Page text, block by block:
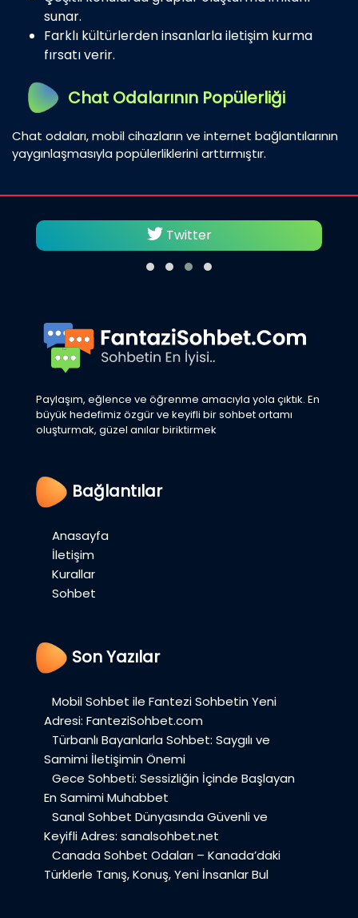
sunar.
Farklı kültürlerden insanlarla iletişim kurma
fırsatı verir.
Chat Odalarının Popülerliği
Chat odaları, mobil cihazların ve internet bağlantılarının
yaygınlaşmasıyla popülerliklerini arttırmıştır.
Twitter
Paylaşım, eğlence ve öğrenme amacıyla yola çıktık. En
büyük hedefimiz özgür ve keyifli bir sohbet ortamı
oluşturmak, güzel anılar biriktirmek
Bağlantılar
Anasayfa
İletişim
Kurallar
Sohbet
Son Yazılar
Mobil Sohbet ile Fantezi Sohbetin Yeni
Adresi: FanteziSohbet.com
Türbanlı Bayanlarla Sohbet: Saygılı ve
Samimi İletişimin Önemi
Gece Sohbeti: Sessizliğin İçinde Başlayan
En Samimi Muhabbet
Sanal Sohbet Dünyasında Güvenli ve
Keyifli Adres: sanalsohbet.net
Canada Sohbet Odaları – Kanada’daki
Türklerle Tanış, Konuş, Yeni İnsanlar Bul